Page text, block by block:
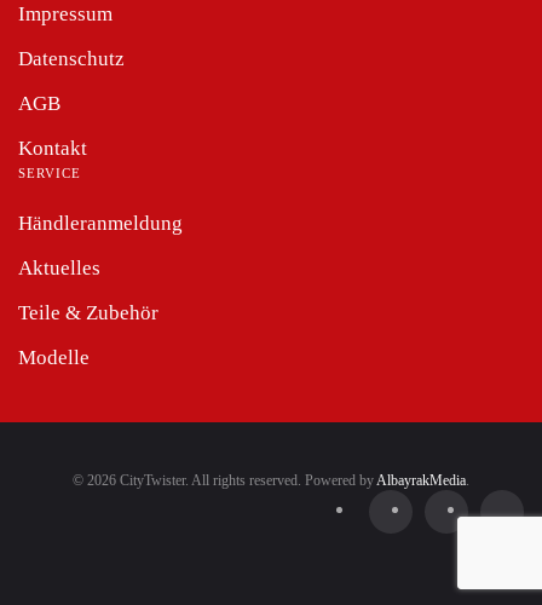
Impressum
Datenschutz
AGB
Kontakt
SERVICE
Händleranmeldung
Aktuelles
Teile & Zubehör
Modelle
© 2026 CityTwister. All rights reserved. Powered by AlbayrakMedia